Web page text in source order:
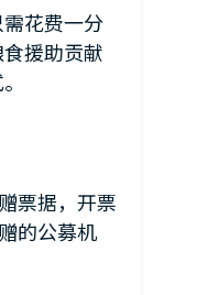
花费一分
援助贡献
票据，开票
的公募机